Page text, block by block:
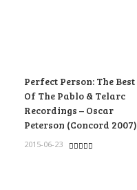
Perfect Person: The Best
Of The Pablo & Telarc
Recordings – Oscar
Peterson (Concord 2007)
2015-06-23